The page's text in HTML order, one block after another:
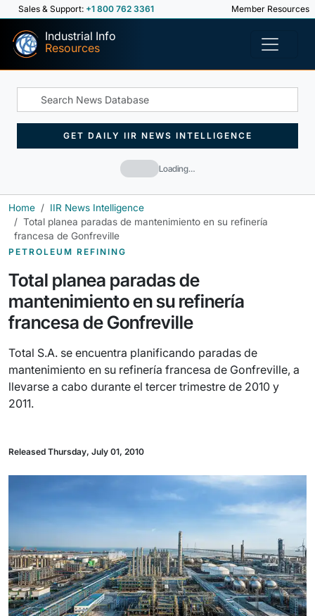
Sales & Support: +1 800 762 3361 Member Resources
Industrial Info
Resources
Loading…
GET DAILY IIR NEWS INTELLIGENCE
Home
IIR News Intelligence
Total planea paradas de mantenimiento en su refinería
francesa de Gonfreville
PETROLEUM REFINING
Total planea paradas de
mantenimiento en su refinería
francesa de Gonfreville
Total S.A. se encuentra planificando paradas de
mantenimiento en su refinería francesa de Gonfreville, a
llevarse a cabo durante el tercer trimestre de 2010 y
2011.
Released Thursday, July 01, 2010